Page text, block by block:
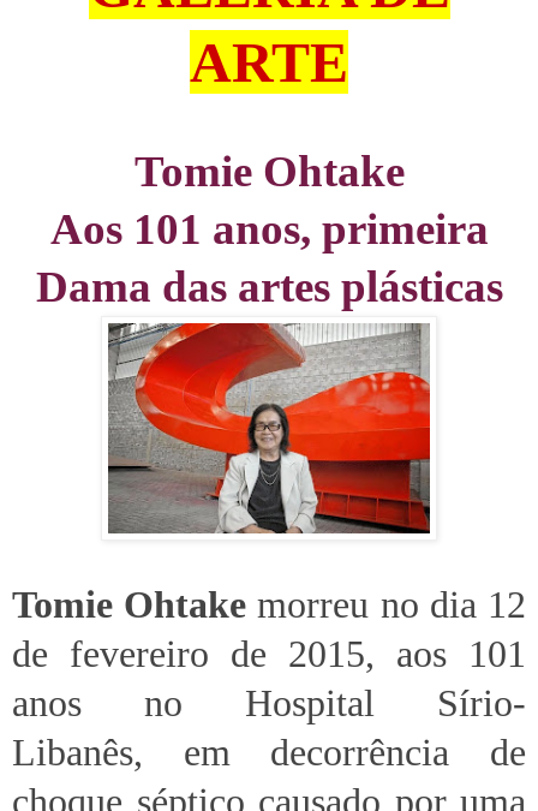
ARTE
Tomie Ohtake
Aos 101 anos, primeira
Dama das artes plásticas
Tomie Ohtake morreu no dia 12
de fevereiro de 2015, aos 101
anos no Hospital Sírio-
Libanês, em decorrência de
choque séptico causado por uma